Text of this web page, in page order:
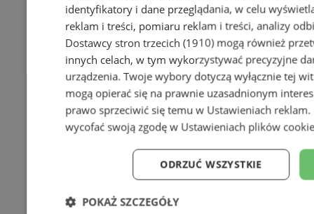
identyfikatory i dane przeglądania, w celu
reklam i treści, pomiaru reklam i treści, analizy
Dostawcy stron trzecich (1910)mogą również
innych celach, w tym wykorzystywać precyzyjne
urządzenia. Twoje wybory dotyczą wyłącznie tej
mogą opierać się na prawnie uzasadnionym
prawo sprzeciwić się temu w Ustawieniach reklam.
wycofać swoją zgodę w Ustawieniach plików cookie
ODRZUĆ WSZYSTKIE
POKAŻ SZCZEGÓŁY